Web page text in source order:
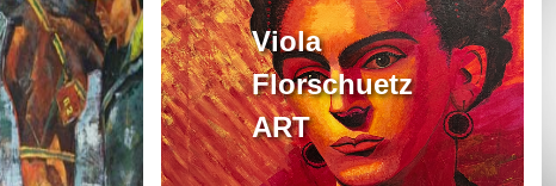
Viola
Florschuetz
ART